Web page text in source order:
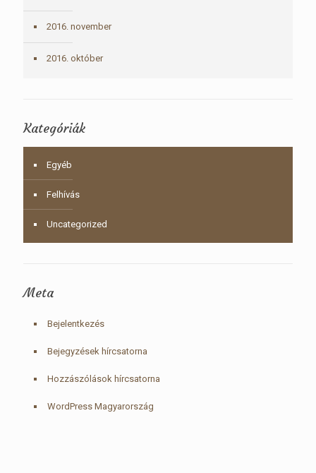
2016. november
2016. október
Kategóriák
Egyéb
Felhívás
Uncategorized
Meta
Bejelentkezés
Bejegyzések hírcsatorna
Hozzászólások hírcsatorna
WordPress Magyarország